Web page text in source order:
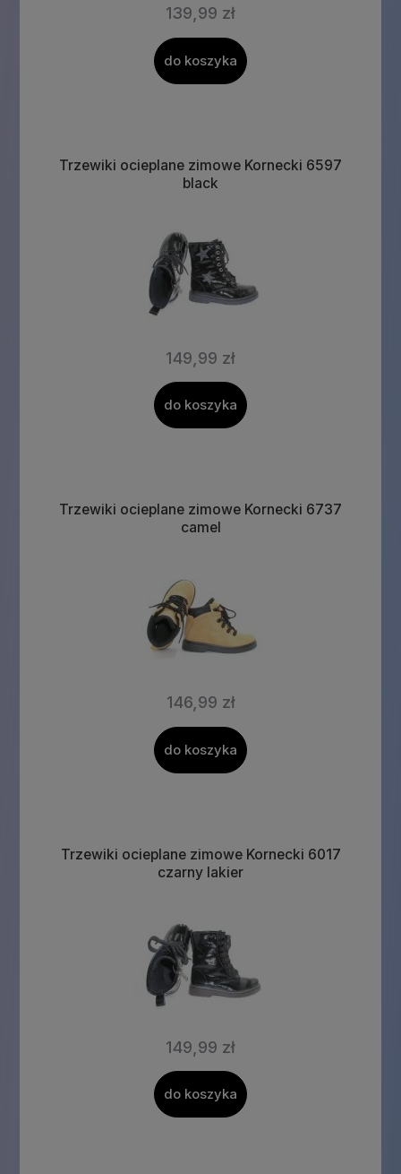
139,99 zł
do koszyka
Trzewiki ocieplane zimowe Kornecki 6597
black
149,99 zł
do koszyka
Trzewiki ocieplane zimowe Kornecki 6737
camel
146,99 zł
do koszyka
Trzewiki ocieplane zimowe Kornecki 6017
czarny lakier
149,99 zł
do koszyka